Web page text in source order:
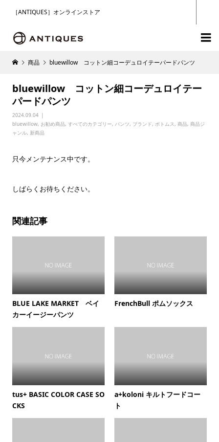
［ANTIQUES］オンラインストア

商品 bluewillow コットン細コーデュロイテーパードパンツ
bluewillow コットン細コーデュロイテー
パードパンツ
2024.09.04
bluewillow, お勧め商品, すべてのカテゴリー, パンツ, ブランド, ボトムス, 商品, 商品ジ
ャンル, 新商品
只今メンテナンス中です。
しばらくお待ちください。
関連記事
BLUE LAKE MARKET ベイ
カーイージーパンツ
FrenchBull ポムソックス
tus+ BASIC COLOR CASE SO
CKS
a+koloni キルトフードコー
ト